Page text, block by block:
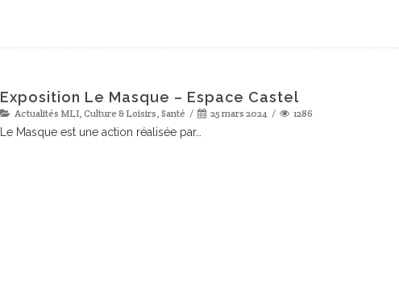
Exposition Le Masque – Espace Castel
Actualités MLI Culture & Loisirs Santé 25 mars 2024 1286
Le Masque est une action réalisée par…